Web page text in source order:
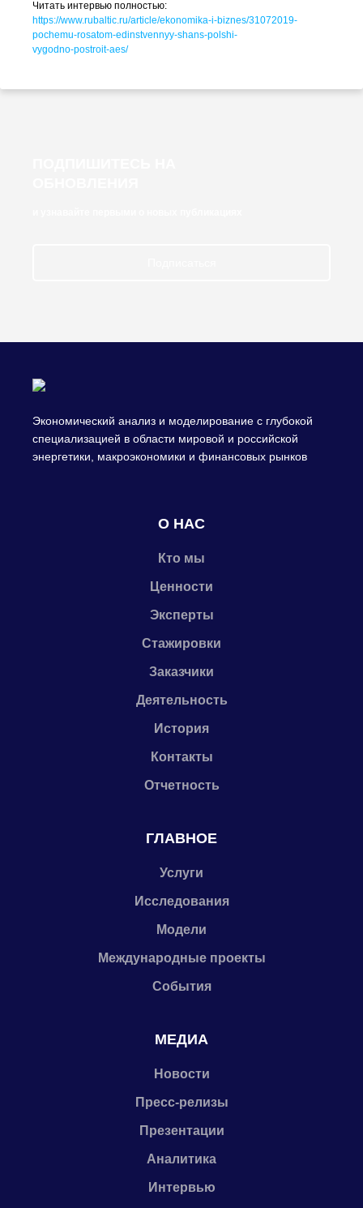
Читать интервью полностью:
https://www.rubaltic.ru/article/ekonomika-i-biznes/31072019-
pochemu-rosatom-edinstvennyy-shans-polshi-
vygodno-postroit-aes/
Экономический анализ и моделирование с глубокой
специализацией в области мировой и российской
энергетики, макроэкономики и финансовых рынков
О НАС
Кто мы
Ценности
Эксперты
Стажировки
Заказчики
Деятельность
История
Контакты
Отчетность
ГЛАВНОЕ
Услуги
Исследования
Модели
Международные проекты
События
МЕДИА
Новости
Пресс-релизы
Презентации
Аналитика
Интервью